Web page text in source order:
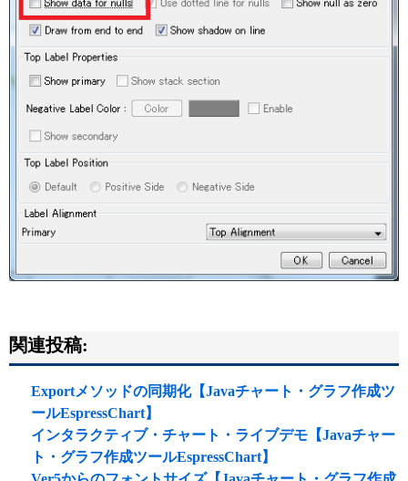
関連投稿:
Exportメソッドの同期化【Javaチャート・グラフ作成ツ
ールEspressChart】
インタラクティブ・チャート・ライブデモ【Javaチャー
ト・グラフ作成ツールEspressChart】